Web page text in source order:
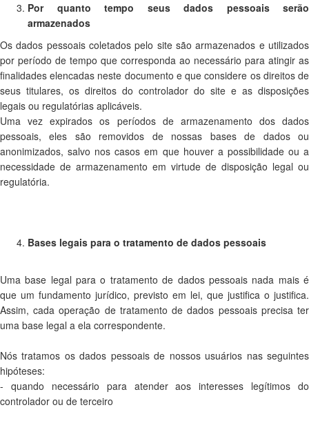
Por quanto tempo seus dados pessoais serão
armazenados
Os dados pessoais coletados pelo site são armazenados e utilizados
por período de tempo que corresponda ao necessário para atingir as
finalidades elencadas neste documento e que considere os direitos de
seus titulares, os direitos do controlador do site e as disposições
legais ou regulatórias aplicáveis.
Uma vez expirados os períodos de armazenamento dos dados
pessoais, eles são removidos de nossas bases de dados ou
anonimizados, salvo nos casos em que houver a possibilidade ou a
necessidade de armazenamento em virtude de disposição legal ou
regulatória.
Bases legais para o tratamento de dados pessoais
Uma base legal para o tratamento de dados pessoais nada mais é
que um fundamento jurídico, previsto em lei, que justifica o justifica.
Assim, cada operação de tratamento de dados pessoais precisa ter
uma base legal a ela correspondente.
Nós tratamos os dados pessoais de nossos usuários nas seguintes
hipóteses:
- quando necessário para atender aos interesses legítimos do
controlador ou de terceiro